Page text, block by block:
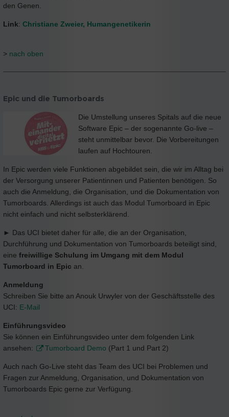
den Genen.
Link: Christiane Zweier, Humangenetikerin
> nach oben
Epic und die Tumorboards
Die Umstellung unseres Spitals auf die neue
Software Epic – der sogenannte Go-live –
steht unmittelbar bevor. Die Vorbereitungen
laufen auf Hochtouren.
In Epic werden viele Funktionen abgebildet sein, die wir im Alltag bei
der Versorgung unserer Patientinnen und Patienten benötigen. So
auch die Anmeldung, die Organisation, und die Dokumentation von
Tumorboards. Allerdings ist auch das Modul Tumorboard in Epic
nicht einfach und nicht selbsterklärend.
► Das UCI bietet daher für alle, die an der Organisation,
Durchführung und Dokumentation von Tumorboards beteiligt sind,
eine freiwillige Schulung im Umgang mit dem Modul
Tumorboard in Epic an.
Anmeldung
Schreiben Sie bitte an Anouk Urwyler von der Geschäftsstelle des
UCI: E-Mail
Einführungsvideo
Sie können ein Einführungsvideo unter dem folgenden Link
ansehen:
Tumorboard Demo (Part 1 und Part 2)
Auch nach Go-Live steht das Team des UCI bei Problemen und
Fragen zur Anmeldung, Organisation, und Dokumentation von
Tumorboards Epic gerne zur Verfügung.